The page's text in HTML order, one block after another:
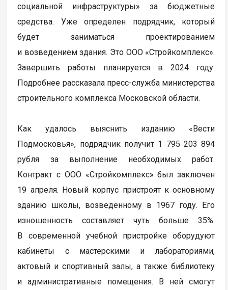
социальной инфраструктуры» за бюджетные
средства. Уже определен подрядчик, который
будет заниматься проектированием
и возведением здания. Это ООО «Стройкомплекс».
Завершить работы планируется в 2024 году.
Подробнее рассказала пресс-служба министерства
строительного комплекса Московской области.
Как удалось выяснить изданию «Вести
Подмосковья», подрядчик получит 1 795 203 894
рубля за выполнение необходимых работ.
Контракт с ООО «Стройкомплекс» был заключен
19 апреля. Новый корпус пристроят к основному
зданию школы, возведенному в 1967 году. Его
изношенность составляет чуть больше 35%.
В современной учебной пристройке оборудуют
кабинеты с мастерскими и лабораториями,
актовый и спортивный залы, а также библиотеку
и административные помещения. В ней смогут